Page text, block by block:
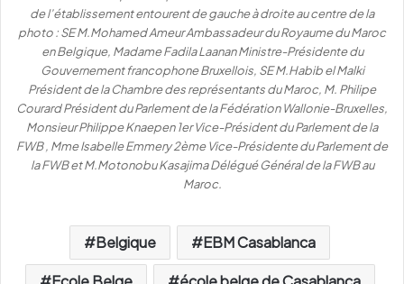
de l’établissement entourent de gauche à droite au centre de la
photo : SE M.Mohamed Ameur Ambassadeur du Royaume du Maroc
en Belgique, Madame Fadila Laanan Ministre-Présidente du
Gouvernement francophone Bruxellois, SE M.Habib el Malki
Président de la Chambre des représentants du Maroc, M. Philipe
Courard Président du Parlement de la Fédération Wallonie-Bruxelles,
Monsieur Philippe Knaepen 1er Vice-Président du Parlement de la
FWB , Mme Isabelle Emmery 2ème Vice-Présidente du Parlement de
la FWB et M.Motonobu Kasajima Délégué Général de la FWB au
Maroc.
Belgique EBM Casablanca